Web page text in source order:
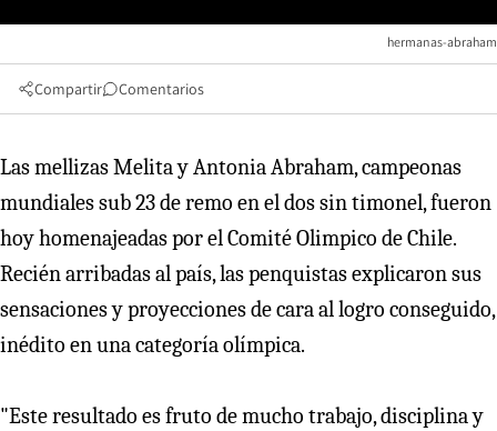
hermanas-abraham
Compartir Comentarios
Las mellizas Melita y Antonia Abraham, campeonas
mundiales sub 23 de remo en el dos sin timonel, fueron
hoy homenajeadas por el Comité Olimpico de Chile.
Recién arribadas al país, las penquistas explicaron sus
sensaciones y proyecciones de cara al logro conseguido,
inédito en una categoría olímpica.
"Este resultado es fruto de mucho trabajo, disciplina y